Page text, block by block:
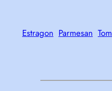
Estragon Parmesan